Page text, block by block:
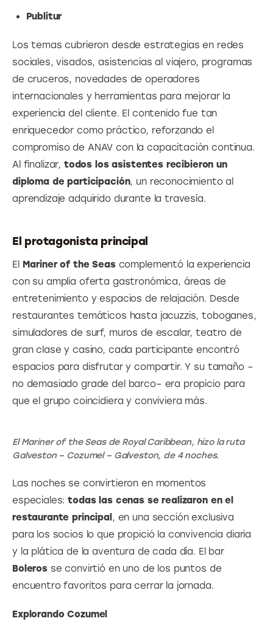
Publitur
Los temas cubrieron desde estrategias en redes
sociales, visados, asistencias al viajero, programas
de cruceros, novedades de operadores
internacionales y herramientas para mejorar la
experiencia del cliente. El contenido fue tan
enriquecedor como práctico, reforzando el
compromiso de ANAV con la capacitación continua.
Al finalizar, todos los asistentes recibieron un
diploma de participación, un reconocimiento al
aprendizaje adquirido durante la travesía.
El protagonista principal
El Mariner of the Seas complementó la experiencia
con su amplia oferta gastronómica, áreas de
entretenimiento y espacios de relajación. Desde
restaurantes temáticos hasta jacuzzis, toboganes,
simuladores de surf, muros de escalar, teatro de
gran clase y casino, cada participante encontró
espacios para disfrutar y compartir. Y su tamaño –
no demasiado grade del barco– era propicio para
que el grupo coincidiera y conviviera más.
El Mariner of the Seas de Royal Caribbean, hizo la ruta
Galveston – Cozumel – Galveston, de 4 noches.
Las noches se convirtieron en momentos
especiales: todas las cenas se realizaron en el
restaurante principal , en una sección exclusiva
para los socios lo que propició la convivencia diaria
y la plática de la aventura de cada día. El bar
Boleros se convirtió en uno de los puntos de
encuentro favoritos para cerrar la jornada.
Explorando Cozumel